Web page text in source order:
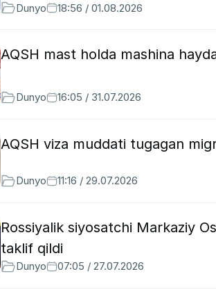
Dunyo 18:56 / 01.08.2026
AQSH mast holda mashina
Dunyo 16:05 / 31.07.2026
AQSH viza muddati tugagan
Dunyo 11:16 / 29.07.2026
Rossiyalik siyosatchi Markaziy
taklif qildi
Dunyo 07:05 / 27.07.2026